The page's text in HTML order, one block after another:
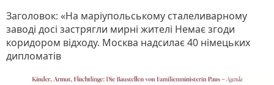
Заголовок: «На маріупольському сталеливарному
заводі досі застрягли мирні жителі Немає згоди
коридором відходу. Москва надсилає 40 німецьких
дипломатів